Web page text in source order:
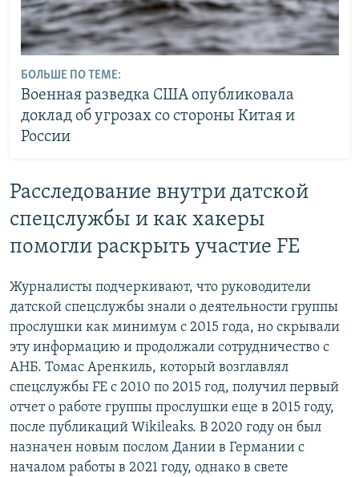
БОЛЬШЕ ПО ТЕМЕ:
Военная разведка США опубликовала
доклад об угрозах со стороны Китая и
России
Расследование внутри датской
спецслужбы и как хакеры
помогли раскрыть участие FE
Журналисты подчеркивают, что руководители
датской спецслужбы знали о деятельности группы
прослушки как минимум с 2015 года, но скрывали
эту информацию и продолжали сотрудничество с
АНБ. Томас Аренкиль, который возглавлял
спецслужбы FE с 2010 по 2015 год, получил первый
отчет о работе группы прослушки еще в 2015 году,
после публикаций Wikileaks. В 2020 году он был
назначен новым послом Дании в Германии с
началом работы в 2021 году, однако в свете